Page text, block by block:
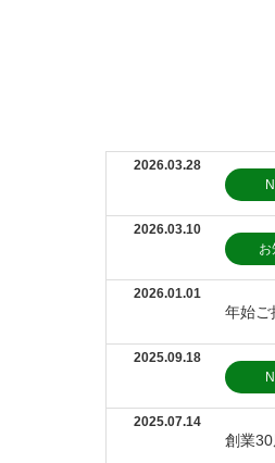
2026.03.28
2026.03.10
お
2026.01.01
年始ご
2025.09.18
2025.07.14
創業